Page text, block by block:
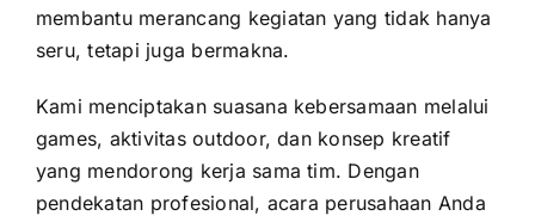
membantu merancang kegiatan yang tidak hanya
seru, tetapi juga bermakna.
Kami menciptakan suasana kebersamaan melalui
games, aktivitas outdoor, dan konsep kreatif
yang mendorong kerja sama tim. Dengan
pendekatan profesional, acara perusahaan Anda